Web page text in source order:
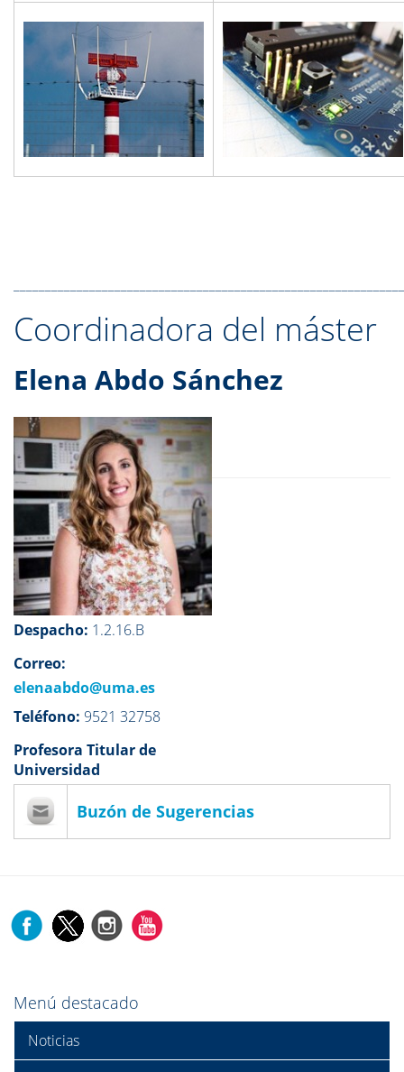
Coordinadora del máster
Elena Abdo Sánchez
Despacho: 1.2.16.B
Correo:
elenaabdo@uma.es
Teléfono: 9521 32758
Profesora Titular de
Universidad
Buzón de Sugerencias
Menú destacado
Noticias